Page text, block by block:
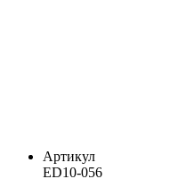
Артикул
ED10-056